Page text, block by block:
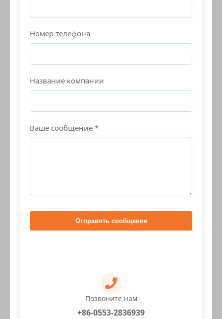
Номер телефона
Название компании
Ваше сообщение *
Отправить сообщение
Позвоните нам
+86-0553-2836939